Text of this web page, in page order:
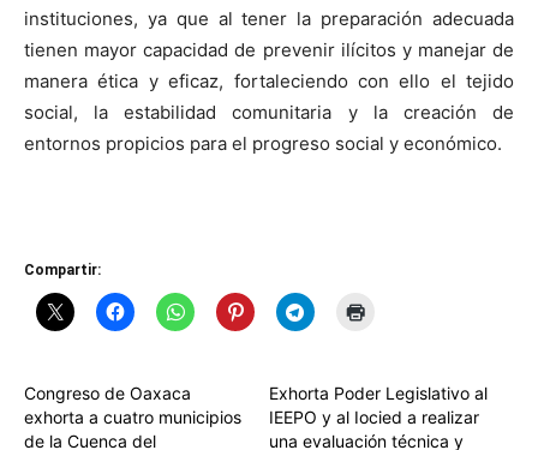
instituciones, ya que al tener la preparación adecuada
tienen mayor capacidad de prevenir ilícitos y manejar de
manera ética y eficaz, fortaleciendo con ello el tejido
social, la estabilidad comunitaria y la creación de
entornos propicios para el progreso social y económico.
Compartir:
Congreso de Oaxaca
exhorta a cuatro municipios
de la Cuenca del
Exhorta Poder Legislativo al
IEEPO y al Iocied a realizar
una evaluación técnica y